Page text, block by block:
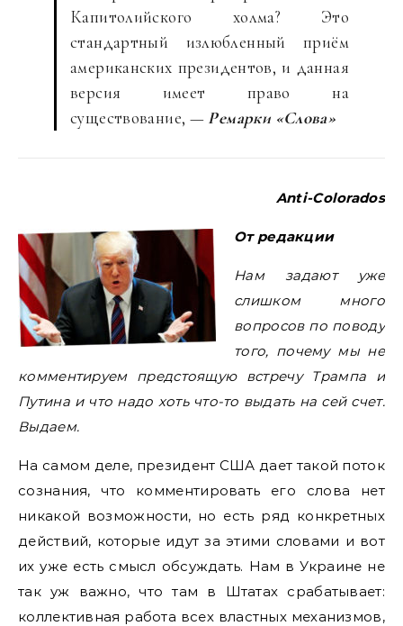
Капитолийского холма? Это
стандартный излюбленный приём
американских президентов, и данная
версия имеет право на
существование, — Ремарки «Слова»
Anti-Colorados
От редакции
Нам задают уже
слишком много
вопросов по поводу
того, почему мы не
комментируем предстоящую встречу Трампа и
Путина и что надо хоть что-то выдать на сей счет.
Выдаем.
На самом деле, президент США дает такой поток
сознания, что комментировать его слова нет
никакой возможности, но есть ряд конкретных
действий, которые идут за этими словами и вот
их уже есть смысл обсуждать. Нам в Украине не
так уж важно, что там в Штатах срабатывает:
коллективная работа всех властных механизмов,